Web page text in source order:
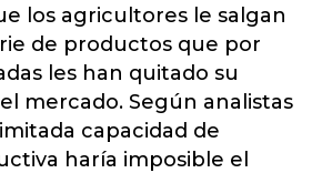
los agricultores le salgan
de productos que por
les han quitado su
mercado. Según analistas
capacidad de
haría imposible el